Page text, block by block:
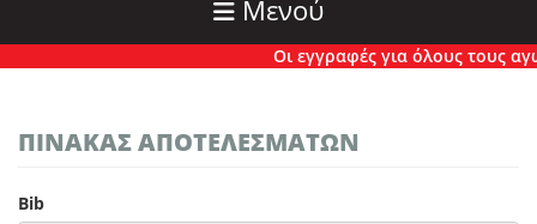
Μενού
Οι εγγραφές για όλους τους
ΠΙΝΑΚΑΣ ΑΠΟΤΕΛΕΣΜΑΤΩΝ
Bib